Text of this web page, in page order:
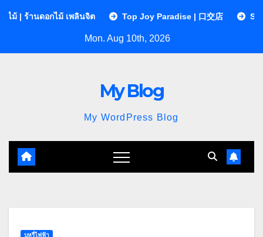
ม้ เพลินจิต Top Joy Paradise | 口交店 Sequences
Mon. Aug 10th, 2026
My Blog
My WordPress Blog
บุหรี่ไฟฟ้า